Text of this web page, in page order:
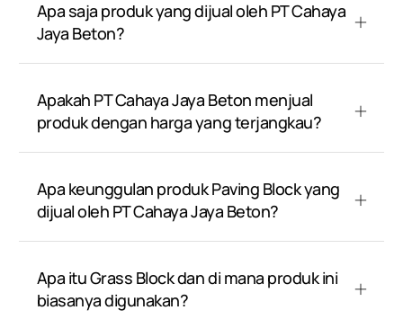
Apa saja produk yang dijual oleh PT Cahaya
Jaya Beton?
Apakah PT Cahaya Jaya Beton menjual
produk dengan harga yang terjangkau?
Apa keunggulan produk Paving Block yang
dijual oleh PT Cahaya Jaya Beton?
Apa itu Grass Block dan di mana produk ini
biasanya digunakan?